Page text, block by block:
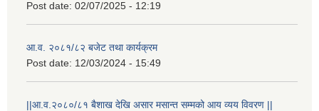
Post date: 02/07/2025 - 12:19
आ.व. २०८१/८२ बजेट तथा कार्यक्रम
Post date: 12/03/2024 - 15:49
||आ.व.२०८०/८१ बैशाख देखि असार मसान्त सम्मको आय व्यय विवरण ||